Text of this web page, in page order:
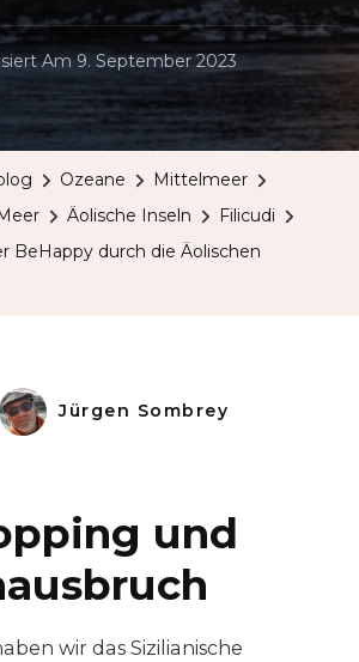
Am 9. September 2023
Ozeane
Mittelmeer
Äolische Inseln
Filicudi
BeHappy durch die Äolischen
Jürgen Sombrey
und
wir das Sizilianische